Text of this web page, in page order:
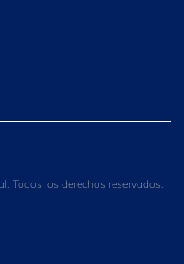
Todos los derechos reservados.